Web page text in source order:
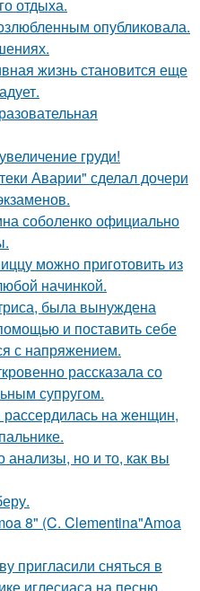
отдыха.
опубликовала.
жизнь становится еще
груди!
Аварии" сделал дочери
соболенко официально
можно приготовить из
начинкой.
была вынуждена
и поставить себе
с напряжением.
рассказала со
супругом.
на женщин,
анализы, но и то, как вы
8" (C. Clementina"Amoa
пригласили сняться в